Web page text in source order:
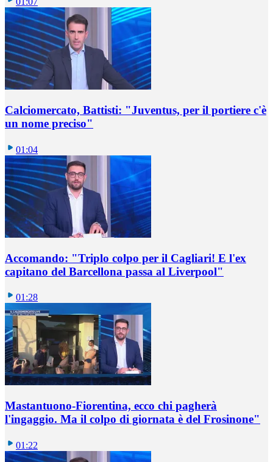
Calciomercato, Battisti: "Juventus, per il portiere c'è
un nome preciso"
01:04
Accomando: "Triplo colpo per il Cagliari! E l'ex
capitano del Barcellona passa al Liverpool"
01:28
Mastantuono-Fiorentina, ecco chi pagherà
l'ingaggio. Ma il colpo di giornata è del Frosinone"
01:22